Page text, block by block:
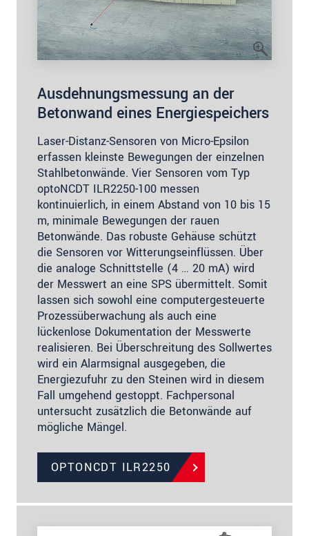
Ausdehnungsmessung an der
Betonwand eines Energiespeichers
Laser-Distanz-Sensoren von Micro-Epsilon
erfassen kleinste Bewegungen der einzelnen
Stahlbetonwände. Vier Sensoren vom Typ
optoNCDT ILR2250-100 messen
kontinuierlich, in einem Abstand von 10 bis 15
m, minimale Bewegungen der rauen
Betonwände. Das robuste Gehäuse schützt
die Sensoren vor Witterungseinflüssen. Über
die analoge Schnittstelle (4 … 20 mA) wird
der Messwert an eine SPS übermittelt. Somit
lassen sich sowohl eine computergesteuerte
Prozessüberwachung als auch eine
lückenlose Dokumentation der Messwerte
realisieren. Bei Überschreitung des Sollwertes
wird ein Alarmsignal ausgegeben, die
Energiezufuhr zu den Steinen wird in diesem
Fall umgehend gestoppt. Fachpersonal
untersucht zusätzlich die Betonwände auf
mögliche Mängel.
OPTONCDT ILR2250